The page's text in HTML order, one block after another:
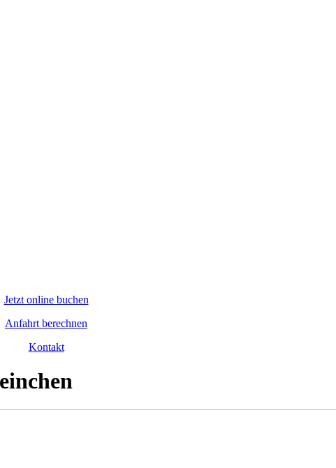
Jetzt online buchen
Anfahrt berechnen
Kontakt